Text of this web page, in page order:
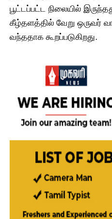
பூட்டப்பட்ட நிலையில்
கீழ்தளத்தில் வேறு ஒருவர்
வந்ததாக கூறப்படுகிறது.